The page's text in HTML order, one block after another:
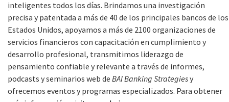
inteligentes todos los días. Brindamos una investigación
precisa y patentada a más de 40 de los principales bancos de los
Estados Unidos, apoyamos a más de 2100 organizaciones de
servicios financieros con capacitación en cumplimiento y
desarrollo profesional, transmitimos liderazgo de
pensamiento confiable y relevante a través de informes,
podcasts y seminarios web de BAI Banking Strategiesy
ofrecemos eventos y programas especializados. Para obtener